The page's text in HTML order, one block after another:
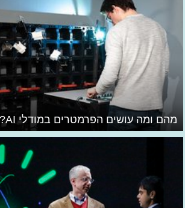
מהם ומה עושים הפרמטרים במודלי AI?